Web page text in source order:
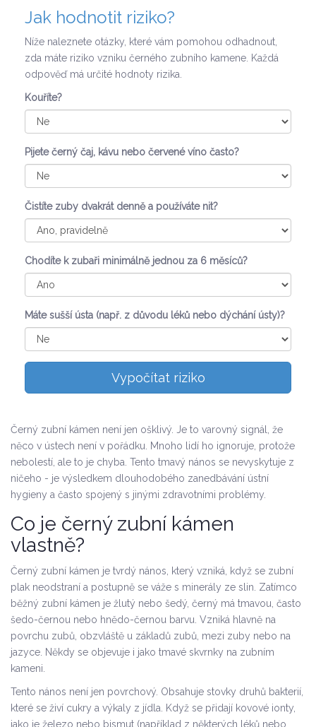
Jak hodnotit riziko?
Níže naleznete otázky, které vám pomohou odhadnout,
zda máte riziko vzniku černého zubního kamene. Každá
odpověď má určité hodnoty rizika.
Kouříte?
Pijete černý čaj, kávu nebo červené víno často?
Čistíte zuby dvakrát denně a používáte nit?
Chodíte k zubaři minimálně jednou za 6 měsíců?
Máte sušší ústa (např. z důvodu léků nebo dýchání ústy)?
Vypočítat riziko
Černý zubní kámen není jen ošklivý. Je to varovný signál, že
něco v ústech není v pořádku. Mnoho lidí ho ignoruje, protože
nebolestí, ale to je chyba. Tento tmavý nános se nevyskytuje z
ničeho - je výsledkem dlouhodobého zanedbávání ústní
hygieny a často spojený s jinými zdravotními problémy.
Co je černý zubní kámen
vlastně?
Černý zubní kámen je tvrdý nános, který vzniká, když se zubní
plak neodstraní a postupně se váže s minerály ze slin. Zatímco
běžný zubní kámen je žlutý nebo šedý, černý má tmavou, často
šedo-černou nebo hnědo-černou barvu. Vzniká hlavně na
povrchu zubů, obzvláště u základů zubů, mezi zuby nebo na
jazyce. Někdy se objevuje i jako tmavé skvrnky na zubním
kameni.
Tento nános není jen povrchový. Obsahuje stovky druhů bakterií,
které se živí cukry a výkaly z jídla. Když se přidají kovové ionty,
jako je železo nebo bismut (například z některých léků nebo